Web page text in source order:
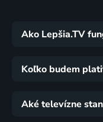
Ako Lepšia.TV
Koľko budem
Aké televízne